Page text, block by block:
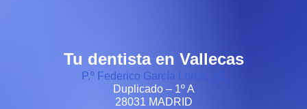
Tu dentista en Vallecas
P.º Federico García Lorca, 36.
Duplicado – 1º A
28031 MADRID